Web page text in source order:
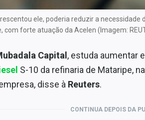
ele, poderia reduzir a
com forte atuação da Acelen (Imagem:
Capital, estuda aumentar
S-10 da refinaria de Mataripe, na
disse à Reuters.
CONTINUA DEPOIS DA